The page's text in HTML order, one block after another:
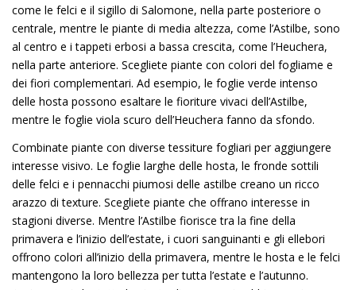
come le felci e il sigillo di Salomone, nella parte posteriore o
centrale, mentre le piante di media altezza, come l’Astilbe, sono
al centro e i tappeti erbosi a bassa crescita, come l’Heuchera,
nella parte anteriore. Scegliete piante con colori del fogliame e
dei fiori complementari. Ad esempio, le foglie verde intenso
delle hosta possono esaltare le fioriture vivaci dell’Astilbe,
mentre le foglie viola scuro dell’Heuchera fanno da sfondo.
Combinate piante con diverse tessiture fogliari per aggiungere
interesse visivo. Le foglie larghe delle hosta, le fronde sottili
delle felci e i pennacchi piumosi delle astilbe creano un ricco
arazzo di texture. Scegliete piante che offrano interesse in
stagioni diverse. Mentre l’Astilbe fiorisce tra la fine della
primavera e l’inizio dell’estate, i cuori sanguinanti e gli ellebori
offrono colori all’inizio della primavera, mentre le hosta e le felci
mantengono la loro bellezza per tutta l’estate e l’autunno.